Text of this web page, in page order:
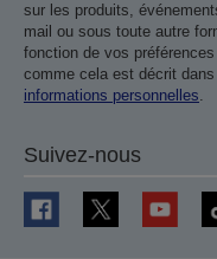
sur les produits,
mail ou sous toute autre
fonction de vos
comme cela est décrit
informations personnelles.
Suivez-nous